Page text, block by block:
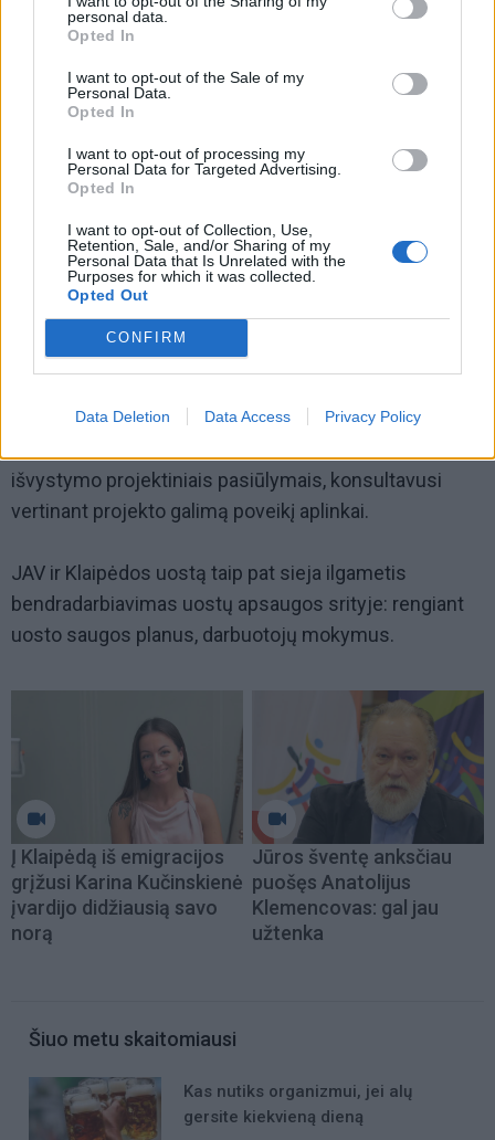
personal data.
Opted In
I want to opt-out of the Sale of my
Personal Data.
Opted In
I want to opt-out of processing my
Personal Data for Targeted Advertising.
Opted In
I want to opt-out of Collection, Use,
Retention, Sale, and/or Sharing of my
Personal Data that Is Unrelated with the
Purposes for which it was collected.
Opted Out
CONFIRM
Data Deletion Data Access Privacy Policy
Pastaraisiais metais ši šalis tapo ir viena svarbiausių
Jungtinių Amerikos Valstijų ir Lietuvos jūrų uosto
bendradarbiavimas neapsiriboja vien tik įvairių krovinių
importu ir eksportu jūrų keliais. JAV konsultacinės,
dalyvauja įvairiuose Klaipėdos uosto infrastruktūros
projektų vystymo etapuose: rengiant studijas,
techninius projektus, vykdant statybos ir
komunikacijų įrengimo darbus. Pavyzdžiui, JAV
konsultacinė įmonė „Moffatt & Nichol“ rengė pietinės
išvystymo projektiniais pasiūlymais, konsultavusi
vertinant projekto galimą poveikį aplinkai.
JAV ir Klaipėdos uostą taip pat sieja ilgametis
bendradarbiavimas uostų apsaugos srityje: rengiant
uosto saugos planus, darbuotojų mokymus.
Į Klaipėdą iš emigracijos
grįžusi Karina Kučinskienė
įvardijo didžiausią savo
norą
Jūros šventę anksčiau
puošęs Anatolijus
Klemencovas: gal jau
užtenka
Šiuo metu skaitomiausi
Kas nutiks organizmui, jei alų
gersite kiekvieną dieną